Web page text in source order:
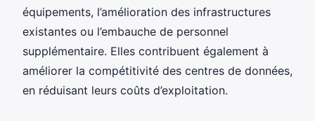
équipements, l’amélioration des infrastructures
existantes ou l’embauche de personnel
supplémentaire. Elles contribuent également à
améliorer la compétitivité des centres de données,
en réduisant leurs coûts d’exploitation.